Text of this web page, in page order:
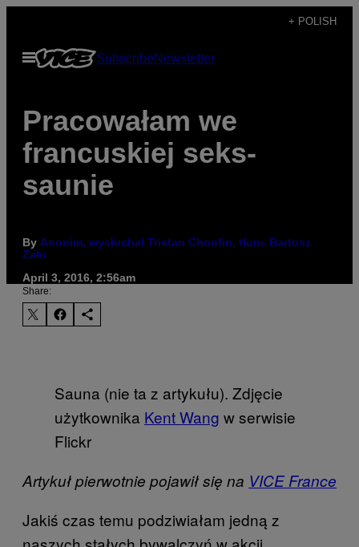
content
+ POLISH
Open
Menu
SubscribeNewsletter
Pracowałam we
francuskiej seks-
saunie
By Anonim, wysłuchał Tristan Choufin, tłum. Bartosz
Zału
April 3, 2016, 2:56am
Share:
Sauna (nie ta z artykułu). Zdjęcie
użytkownika Kent Wang w serwisie
Flickr
Artykuł pierwotnie pojawił się na VICE France
Jakiś czas temu podziwiałam jedną z